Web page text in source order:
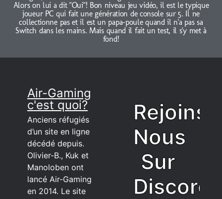
Alors on lui a dit "Oui"! Bon niveau jeu vidéo, il est le typique
joueur PC qui fait une génération de console sur 5. Il ne
collectionne pas et il est un papa-poule quand il n'a pas sa
Switch dans les mains. Mais quand il fait un test, il s'y met à
fond!
Air-Gaming
c'est quoi?
Anciens réfugiés
d’un site en ligne
décédé depuis.
Olivier-B., Kuk et
Manoloben ont
lancé Air-Gaming
en 2014. Le site
Rejoins
Nous
Sur
Discord